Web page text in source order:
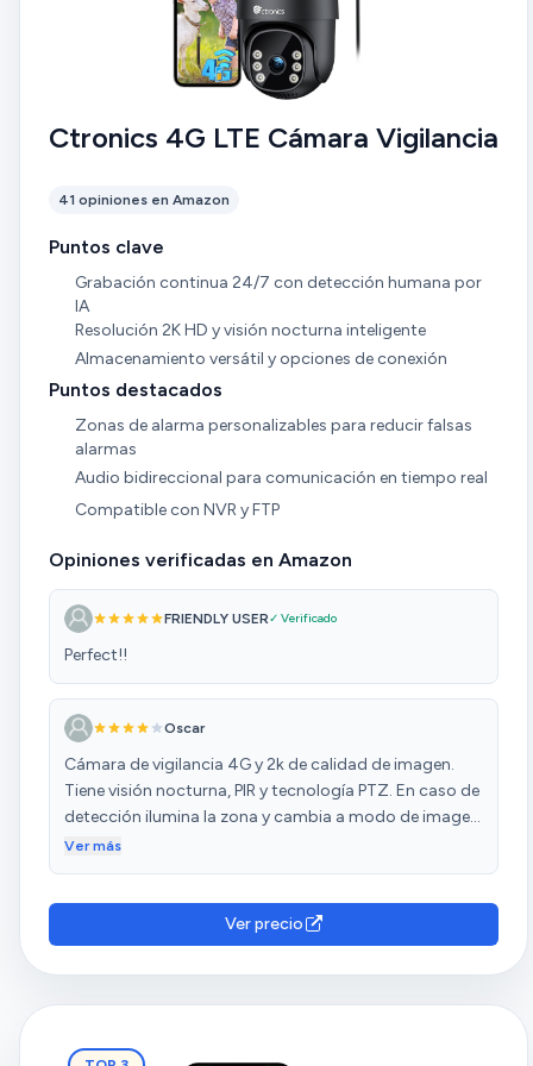
Ctronics 4G LTE Cámara Vigilancia
41 opiniones en Amazon
Puntos clave
Grabación continua 24/7 con detección humana por
IA
Resolución 2K HD y visión nocturna inteligente
Almacenamiento versátil y opciones de conexión
Puntos destacados
Zonas de alarma personalizables para reducir falsas
alarmas
Audio bidireccional para comunicación en tiempo real
Compatible con NVR y FTP
Opiniones verificadas en Amazon
FRIENDLY USER✓ Verificado
Perfect!!
Oscar
Cámara de vigilancia 4G y 2k de calidad de imagen.
Tiene visión nocturna, PIR y tecnología PTZ. En caso de
detección ilumina la zona y cambia a modo de imagen
en color y sigue al objetivo de forma automática.
escuchar lo que sucede en la escena y comunicarse. Es
resistente al agua (IP66) Tiene una buena aplicación
que permite configurar el comportamiento de la
admite de hasta 128Gb Como suele ser habitual en
Ver más
Ver precio